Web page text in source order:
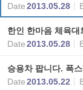
Date2013.05.28
한인 한마음 체육대
Date2013.05.28
승용차 팝니다. 폭
Date2013.05.22